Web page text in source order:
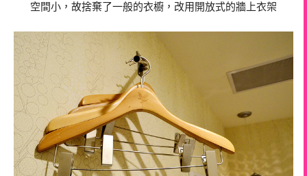
空間小，故捨棄了一般的衣櫥，改用開放式的牆上衣架